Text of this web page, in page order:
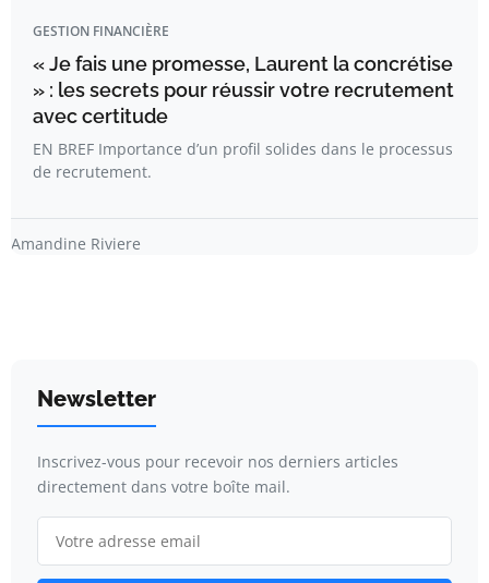
GESTION FINANCIÈRE
« Je fais une promesse, Laurent la concrétise
» : les secrets pour réussir votre recrutement
avec certitude
EN BREF Importance d’un profil solides dans le processus
de recrutement.
Amandine Riviere
Newsletter
Inscrivez-vous pour recevoir nos derniers articles
directement dans votre boîte mail.